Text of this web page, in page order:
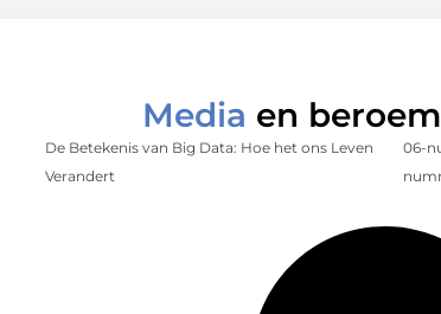
Media en
De Betekenis van Big Data: Hoe het ons Leven
Verandert
06-